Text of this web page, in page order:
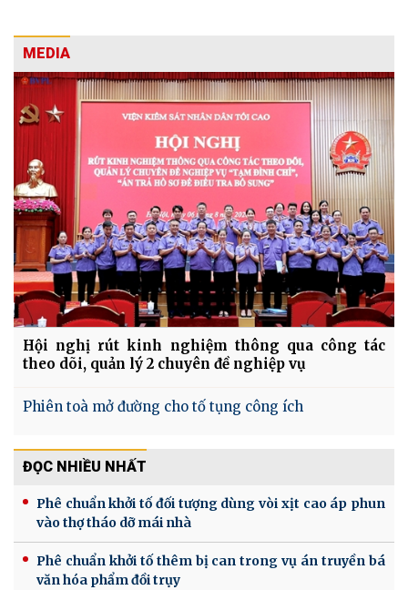
MEDIA
Hội nghị rút kinh nghiệm thông qua công tác
theo dõi, quản lý 2 chuyên đề nghiệp vụ
Phiên toà mở đường cho tố tụng công ích
ĐỌC NHIỀU NHẤT
Phê chuẩn khởi tố đối tượng dùng vòi xịt cao áp phun
vào thợ tháo dỡ mái nhà
Phê chuẩn khởi tố thêm bị can trong vụ án truyền bá
văn hóa phẩm đồi trụy